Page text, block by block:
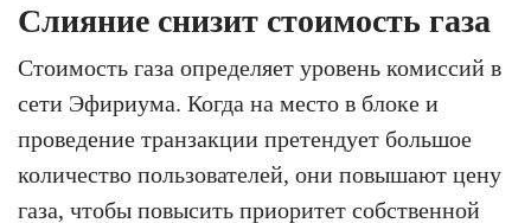
Слияние снизит стоимость газа
Стоимость газа определяет уровень комиссий в
сети Эфириума. Когда на место в блоке и
проведение транзакции претендует большое
количество пользователей, они повышают цену
газа, чтобы повысить приоритет собственной